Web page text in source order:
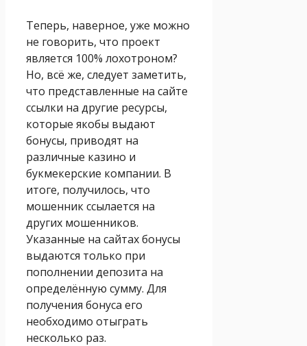
Теперь, наверное, уже можно
не говорить, что проект
является 100% лохотроном?
Но, всё же, следует заметить,
что представленные на сайте
ссылки на другие ресурсы,
которые якобы выдают
бонусы, приводят на
различные казино и
букмекерские компании. В
итоге, получилось, что
мошенник ссылается на
других мошенников.
Указанные на сайтах бонусы
выдаются только при
пополнении депозита на
определённую сумму. Для
получения бонуса его
необходимо отыграть
несколько раз.